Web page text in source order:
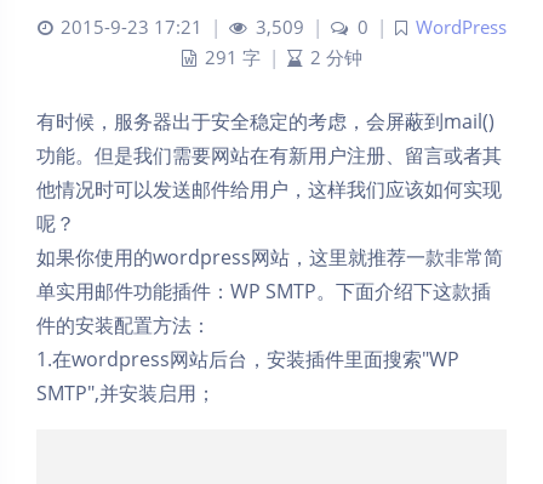
2015-9-23 17:21 | 3,509 | 0 |
WordPress
291 字 | 2 分钟
有时候，服务器出于安全稳定的考虑，会屏蔽到mail()
功能。但是我们需要网站在有新用户注册、留言或者其
他情况时可以发送邮件给用户，这样我们应该如何实现
呢？
如果你使用的wordpress网站，这里就推荐一款非常简
单实用邮件功能插件：WP SMTP。下面介绍下这款插
件的安装配置方法：
1.在wordpress网站后台，安装插件里面搜索"WP
SMTP",并安装启用；